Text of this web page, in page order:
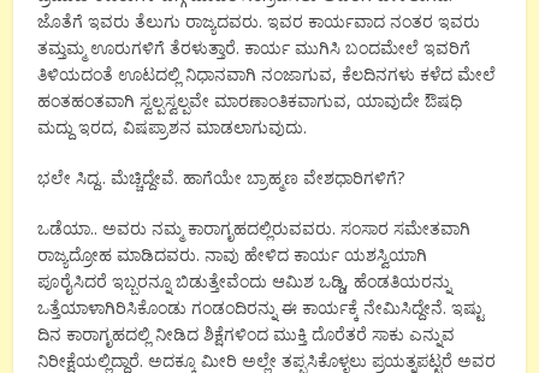
ಜೊತೆಗೆ ಇವರು ತೆಲುಗು ರಾಜ್ಯದವರು. ಇವರ ಕಾರ್ಯವಾದ ನಂತರ ಇವರು
ತಮ್ತಮ್ಮ ಊರುಗಳಿಗೆ ತೆರಳುತ್ತಾರೆ. ಕಾರ್ಯ ಮುಗಿಸಿ ಬಂದಮೇಲೆ ಇವರಿಗೆ
ತಿಳಿಯದಂತೆ ಊಟದಲ್ಲಿ ನಿಧಾನವಾಗಿ ನಂಜಾಗುವ, ಕೆಲದಿನಗಳು ಕಳೆದ ಮೇಲೆ
ಹಂತಹಂತವಾಗಿ ಸ್ವಲ್ಪಸ್ವಲ್ಪವೇ ಮಾರಣಾಂತಿಕವಾಗುವ, ಯಾವುದೇ ಔಷಧಿ
ಮದ್ದು ಇರದ, ವಿಷಪ್ರಾಶನ ಮಾಡಲಾಗುವುದು.
ಭಲೇ ಸಿದ್ದ.. ಮೆಚ್ಚಿದ್ದೇವೆ. ಹಾಗೆಯೇ ಬ್ರಾಹ್ಮಣ ವೇಶಧಾರಿಗಳಿಗೆ?
ಒಡೆಯಾ.. ಅವರು ನಮ್ಮ ಕಾರಾಗೃಹದಲ್ಲಿರುವವರು. ಸಂಸಾರ ಸಮೇತವಾಗಿ
ರಾಜ್ಯದ್ರೋಹ ಮಾಡಿದವರು. ನಾವು ಹೇಳಿದ ಕಾರ್ಯ ಯಶಸ್ವಿಯಾಗಿ
ಪೂರೈಸಿದರೆ ಇಬ್ಬರನ್ನೂ ಬಿಡುತ್ತೇವೆಂದು ಆಮಿಶ ಒಡ್ಡಿ, ಹೆಂಡತಿಯರನ್ನು
ಒತ್ತೆಯಾಳಾಗಿರಿಸಿಕೊಂಡು ಗಂಡಂದಿರನ್ನು ಈ ಕಾರ್ಯಕ್ಕೆ ನೇಮಿಸಿದ್ದೇನೆ. ಇಷ್ಟು
ದಿನ ಕಾರಾಗೃಹದಲ್ಲಿ ನೀಡಿದ ಶಿಕ್ಷೆಗಳಿಂದ ಮುಕ್ತಿ ದೊರೆತರೆ ಸಾಕು ಎನ್ನುವ
ನಿರೀಕ್ಷೆಯಲ್ಲಿದ್ದಾರೆ. ಅದಕ್ಕೂ ಮೀರಿ ಅಲ್ಲೇ ತಪ್ಪಸಿಕೊಳ್ಳಲು ಪ್ರಯತ್ನಪಟ್ಟರೆ ಅವರ